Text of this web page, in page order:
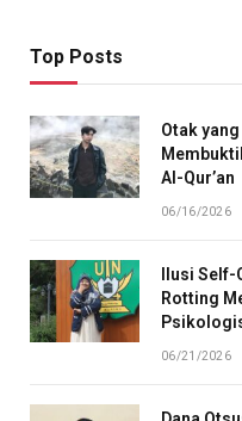
Top Posts
Otak
Al-Qur’an
06/16/2026
Ilusi
Rotting
06/21/2026